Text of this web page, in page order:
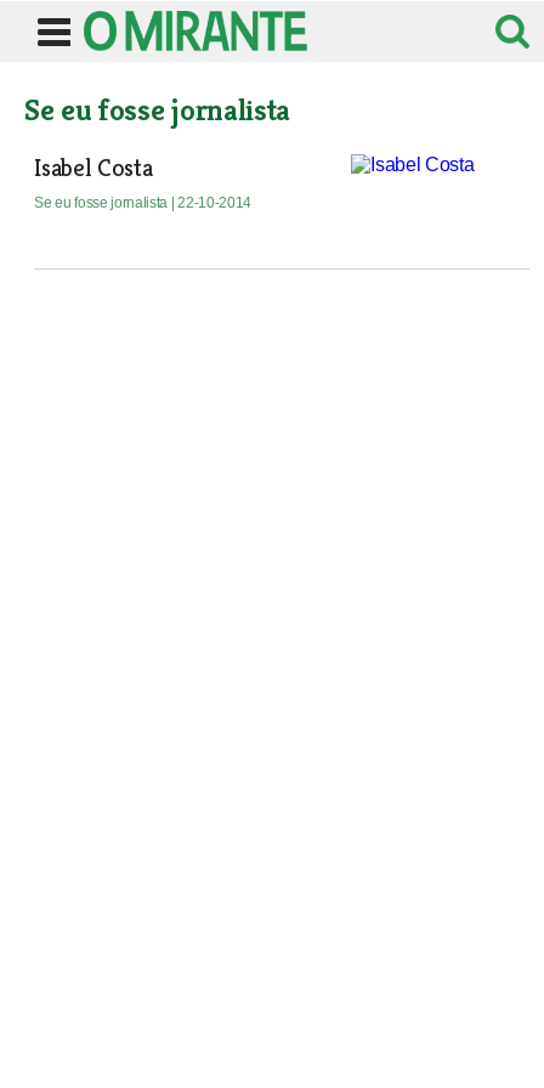
Se eu fosse jornalista
Isabel Costa
Se eu fosse jornalista | 22-10-2014